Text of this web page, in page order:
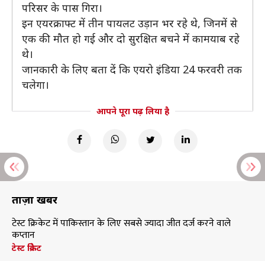
परिसर के पास गिरा।
इन एयरक्राफ्ट में तीन पायलट उड़ान भर रहे थे, जिनमें से
एक की मौत हो गई और दो सुरक्षित बचने में कामयाब रहे
थे।
जानकारी के लिए बता दें कि एयरो इंडिया 24 फरवरी तक
चलेगा।
आपने पूरा पढ़ लिया है
ताज़ा खबरें
टेस्ट क्रिकेट में पाकिस्तान के लिए सबसे ज्यादा जीत दर्ज करने वाले
कप्तान
टेस्ट क्रिकेट